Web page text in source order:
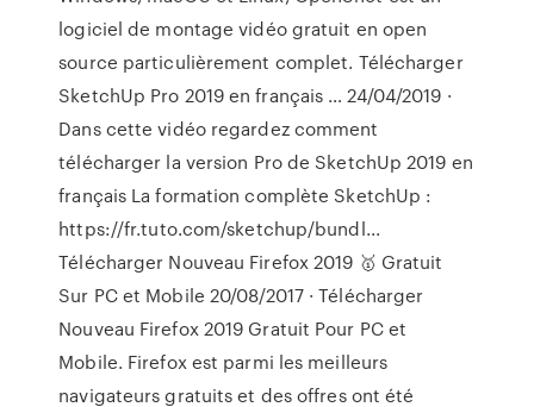
logiciel de montage vidéo gratuit en open
source particulièrement complet. Télécharger
SketchUp Pro 2019 en français … 24/04/2019 ·
Dans cette vidéo regardez comment
télécharger la version Pro de SketchUp 2019 en
français La formation complète SketchUp :
https://fr.tuto.com/sketchup/bundl...
Télécharger Nouveau Firefox 2019 🥇 Gratuit
Sur PC et Mobile 20/08/2017 · Télécharger
Nouveau Firefox 2019 Gratuit Pour PC et
Mobile. Firefox est parmi les meilleurs
navigateurs gratuits et des offres ont été